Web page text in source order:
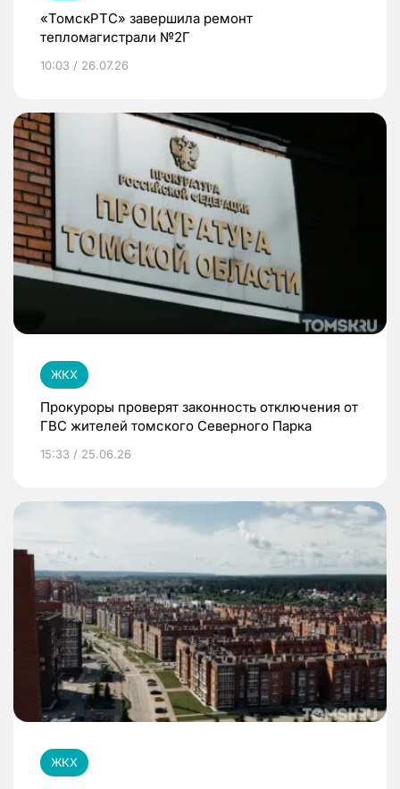
«ТомскРТС» завершила ремонт
тепломагистрали №2Г
10:03 / 26.07.26
ЖКХ
Прокуроры проверят законность отключения от
ГВС жителей томского Северного Парка
15:33 / 25.06.26
ЖКХ